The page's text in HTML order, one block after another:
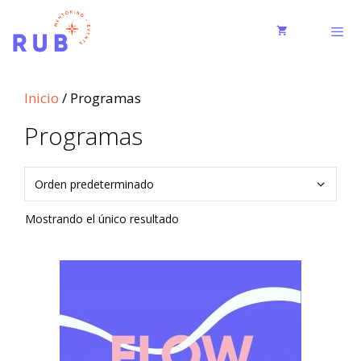
Inicio / Programas
Programas
Mostrando el único resultado